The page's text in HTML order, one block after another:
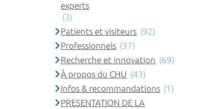
experts
(3)
Patients et visiteurs (92)
Professionnels (37)
Recherche et innovation (69)
À propos du CHU (43)
Infos & recommandations (1)
PRESENTATION DE LA